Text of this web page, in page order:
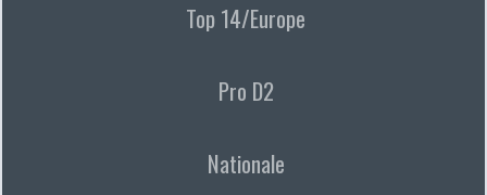
Top 14/Europe
Pro D2
Nationale